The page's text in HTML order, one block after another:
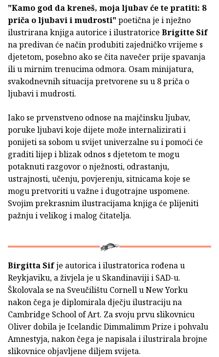
"Kamo god da kreneš, moja ljubav će te pratiti: 8
priča o ljubavi i mudrosti" poetična je i nježno
ilustrirana knjiga autorice i ilustratorice Brigitte Sif
na predivan će način produbiti zajedničko vrijeme s
djetetom, posebno ako se čita navečer prije spavanja
ili u mirnim trenucima odmora. Osam minijatura,
svakodnevnih situacija pretvorene su u 8 priča o
ljubavi i mudrosti.
Iako se prvenstveno odnose na majčinsku ljubav,
poruke ljubavi koje dijete može internalizirati i
ponijeti sa sobom u svijet univerzalne su i pomoći će
graditi lijep i blizak odnos s djetetom te mogu
potaknuti razgovor o nježnosti, odrastanju,
ustrajnosti, učenju, povjerenju, sitnicama koje se
mogu pretvoriti u važne i dugotrajne uspomene.
Svojim prekrasnim ilustracijama knjiga će plijeniti
pažnju i velikog i malog čitatelja.
Birgitta Sifje autorica i ilustratorica rođena u
Reykjaviku, a živjela je u Skandinaviji i SAD-u.
Školovala se na Sveučilištu Cornell u New Yorku
nakon čega je diplomirala dječju ilustraciju na
Cambridge School of Art. Za svoju prvu slikovnicu
Oliver dobila je Icelandic Dimmalimm Prize i pohvalu
Amnestyja, nakon čega je napisala i ilustrirala brojne
slikovnice objavljene diljem svijeta.